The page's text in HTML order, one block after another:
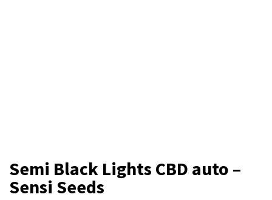
Semi Black Lights CBD auto –
Sensi Seeds